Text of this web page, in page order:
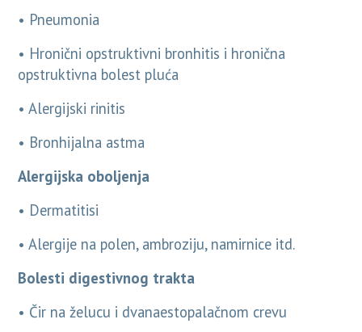
• Pneumonia
• Hronični opstruktivni bronhitis i hronična
opstruktivna bolest pluća
• Alergijski rinitis
• Bronhijalna astma
Alergijska oboljenja
• Dermatitisi
• Alergije na polen, ambroziju, namirnice itd.
Bolesti digestivnog trakta
• Čir na želucu i dvanaestopalačnom crevu